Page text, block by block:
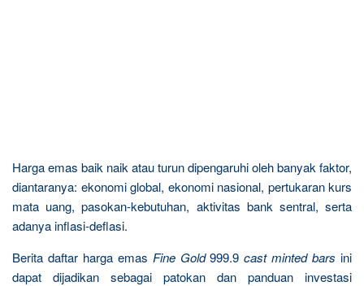
Harga emas baik naik atau turun dipengaruhi oleh banyak faktor,
diantaranya: ekonomi global, ekonomi nasional, pertukaran kurs
mata uang, pasokan-kebutuhan, aktivitas bank sentral, serta
adanya inflasi-deflasi.
Berita daftar harga emas Fine Gold999.9cast minted barsini
dapat dijadikan sebagai patokan dan panduan investasi